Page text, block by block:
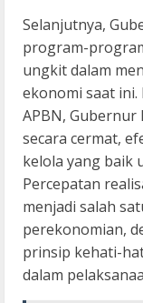
Selanjutnya,
program-
ungkit dalam
ekonomi saat ini.
APBN,
secara cermat,
kelola yang baik
Percepatan
menjadi salah
perekonomian,
prinsip kehati-
dalam